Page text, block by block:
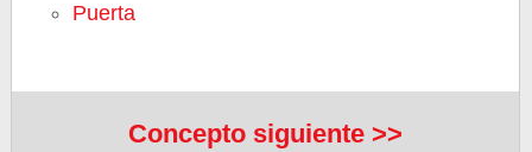
Puerta
Concepto siguiente >>